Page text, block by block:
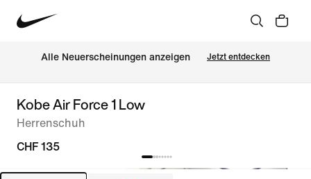
Alle Neuerscheinungen anzeigen Jetzt entdecken
Kobe Air Force 1 Low
Herrenschuh
CHF 135